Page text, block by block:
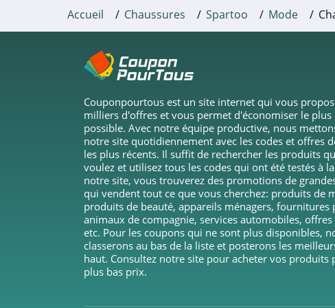
4.3
Zeshoes
4.8
ASICS
4.2
Chaussexpo
4.3
Call It Spring Canada
Accueil Chaussures Spartoo Mode
Couponpourtous est un site internet qui vous
milliers d'offres et vous permet d'économiser le plus
possible. Avec notre équipe productive, nous
notre site quotidiennement avec les codes et offres
les plus récents. Il suffit de rechercher les produits
voulez et utilisez tous les codes qui ont été testés à
notre site, vous trouverez des promotions de
qui vendent tout ce que vous cherchez: produits de
produits de beauté, appareils ménagers, fournitures
animaux de compagnie, services automobiles, offres
etc. Pour les coupons qui ne sont plus disponibles,
classerons au bas de la liste et posterons les
haut. Consultez notre site pour acheter vos produits
plus bas prix.